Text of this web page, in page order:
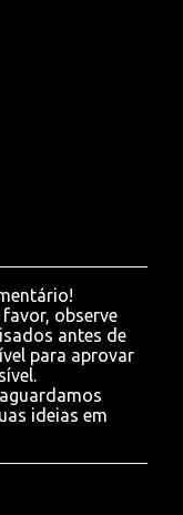
observe
antes de
para aprovar
ideias em